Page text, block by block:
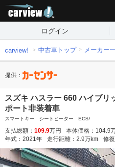
ログイン
carview! 中古車トップ メーカー
提供：
スズキ ハスラー 660 ハイブリ
ポート非装着車
スマートキー シートヒーター ECS/
支払総額： 109.9万円 本体価格： 104.9
年式： 2021年 走行距離： 2.9万km 修復